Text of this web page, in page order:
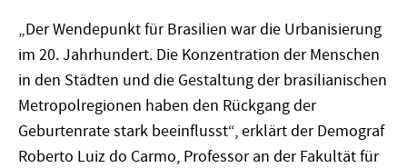
„Der Wendepunkt für Brasilien war die Urbanisierung
im 20. Jahrhundert. Die Konzentration der Menschen
in den Städten und die Gestaltung der brasilianischen
Metropolregionen haben den Rückgang der
Geburtenrate stark beeinflusst“, erklärt der Demograf
Roberto Luiz do Carmo, Professor an der Fakultät für